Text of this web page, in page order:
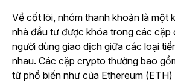
Về cốt lõi, nhóm thanh khoản là một
nhà đầu tư được khóa trong các cặp
người dùng giao dịch giữa các loại
nhau. Các cặp crypto thường bao
tử phổ biến như của Ethereum